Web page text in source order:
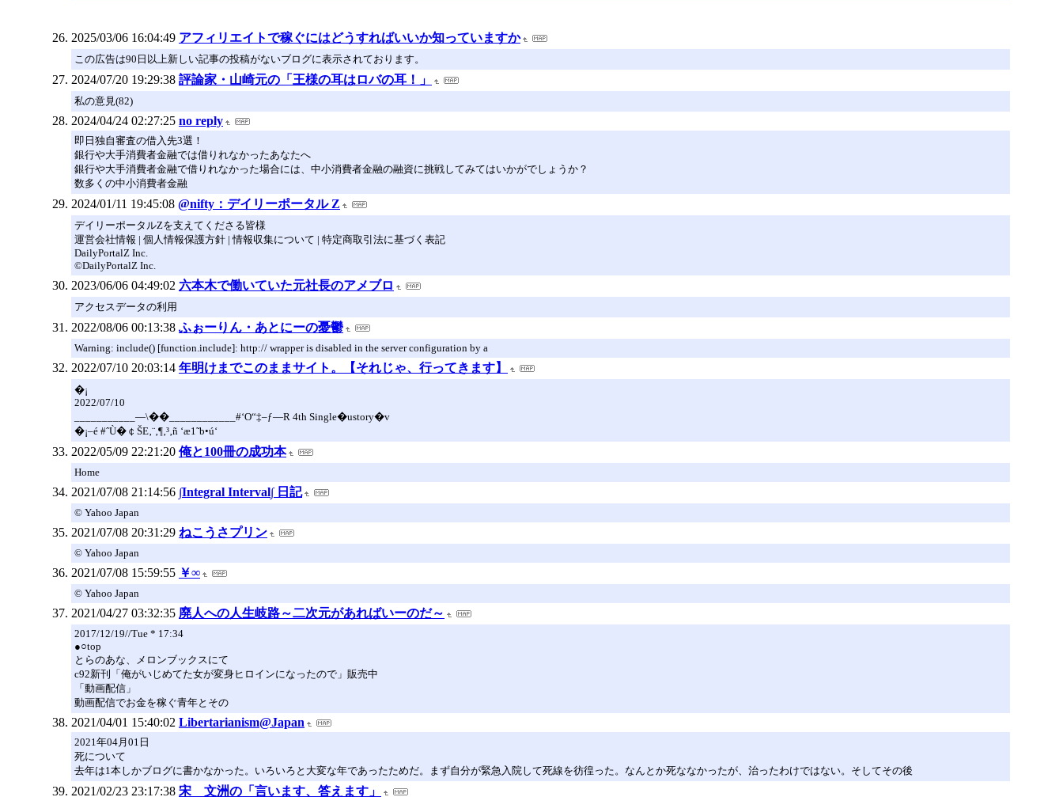
2025/03/06 16:04:49 アフィリエイトで稼ぐにはどうすればいいか知っていますか
この広告は90日以上新しい記事の投稿がないブログに表示されております。
2024/07/20 19:29:38 評論家・山崎元の「王様の耳はロバの耳！」
私の意見(82)
2024/04/24 02:27:25 no reply
即日独自審査の借入先3選！
銀行や大手消費者金融では借りれなかったあなたへ
銀行や大手消費者金融で借りれなかった場合には、中小消費者金融の融資に挑戦してみてはいかがでしょうか？
数多くの中小消費者金融
2024/01/11 19:45:08 @nifty：デイリーポータル Z
デイリーポータルZを支えてくださる皆様
運営会社情報 | 個人情報保護方針 | 情報収集について | 特定商取引法に基づく表記
DailyPortalZ Inc.
©DailyPortalZ Inc.
2023/06/06 04:49:02 六本木で働いていた元社長のアメブロ
アクセスデータの利用
2022/08/06 00:13:38 ふぉーりん・あとにーの憂鬱
Warning: include() [function.include]: http:// wrapper is disabled in the server configuration by a
2022/07/10 20:03:14 年明けまでこのままサイト。【それじゃ、行ってきます】
�¡
2022/07/10
___________—\��____________#‘O“‡–ƒ—R 4th Single�ustory�v
�¡–é #ˆÙ�￠ŠE‚¨‚¶‚³‚ñ ‘æ1˜b•ú‘
2022/05/09 22:21:20 俺と100冊の成功本
Home
2021/07/08 21:14:56 ∫Integral Interval∫ 日記
© Yahoo Japan
2021/07/08 20:31:29 ねこうさプリン
© Yahoo Japan
2021/07/08 15:59:55 ￥∞
© Yahoo Japan
2021/04/27 03:32:35 廃人への人生岐路～二次元があればいーのだ～
2017/12/19//Tue * 17:34
●○top
とらのあな、メロンブックスにて
c92新刊「俺がいじめてた女が変身ヒロインになったので」販売中
「動画配信」
動画配信でお金を稼ぐ青年とその
2021/04/01 15:40:02 Libertarianism@Japan
2021年04月01日
死について
去年は1本しかブログに書かなかった。いろいろと大変な年であったためだ。まず自分が緊急入院して死線を彷徨った。なんとか死ななかったが、治ったわけではない。そしてその後
2021/02/23 23:17:38 宋 文洲の「言います、答えます」